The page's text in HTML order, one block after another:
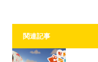
関連記事